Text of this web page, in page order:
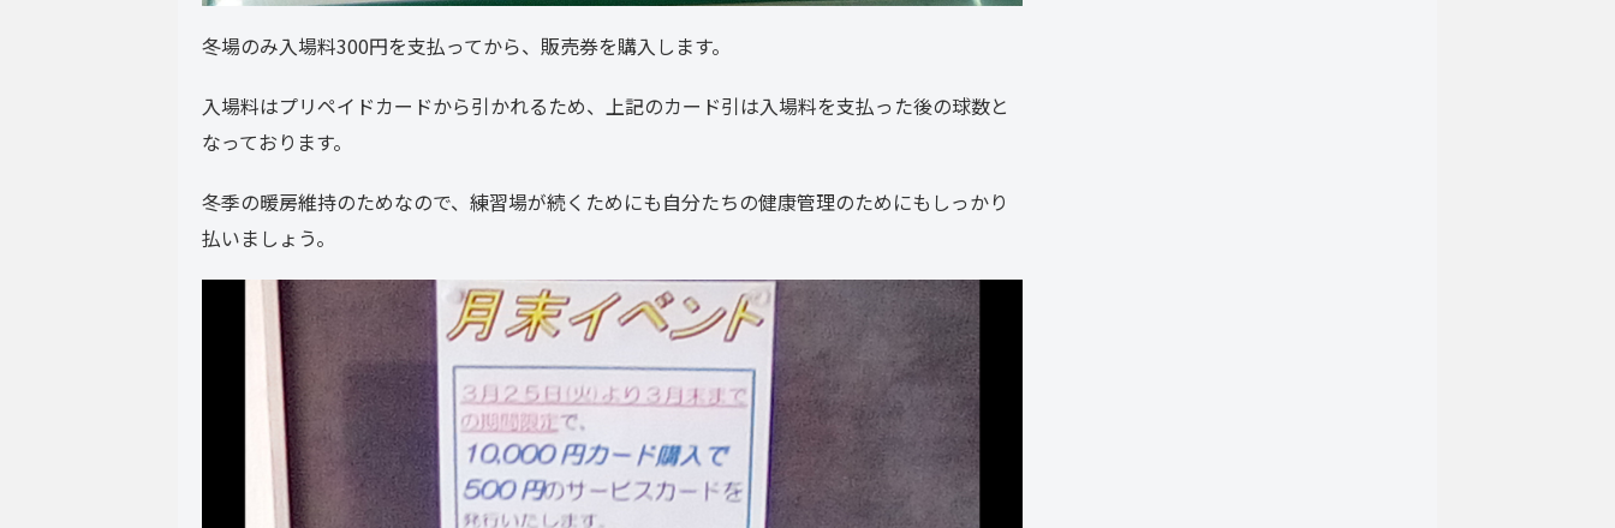
冬場のみ入場料300円を支払ってから、販売券を購入します。
入場料はプリペイドカードから引かれるため、上記のカード引は入場料を支払った後の球数と
なっております。
冬季の暖房維持のためなので、練習場が続くためにも自分たちの健康管理のためにもしっかり
払いましょう。